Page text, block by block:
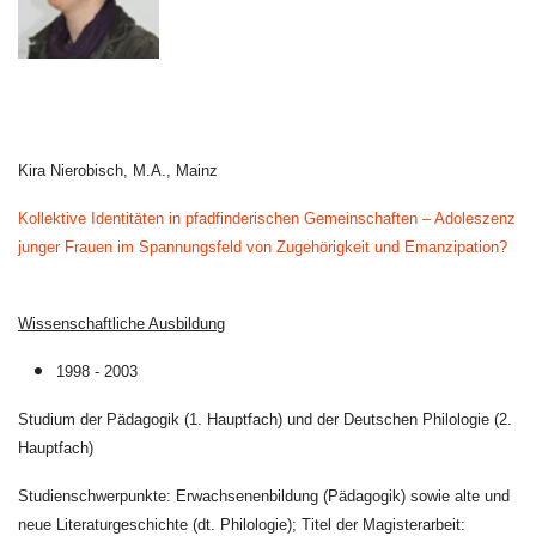
Kira Nierobisch, M.A., Mainz
Kollektive Identitäten in pfadfinderischen Gemeinschaften – Adoleszenz
junger Frauen im Spannungsfeld von Zugehörigkeit und Emanzipation?
Wissenschaftliche Ausbildung
1998 - 2003
Studium der Pädagogik (1. Hauptfach) und der Deutschen Philologie (2.
Hauptfach)
Studienschwerpunkte: Erwachsenenbildung (Pädagogik) sowie alte und
neue Literaturgeschichte (dt. Philologie); Titel der Magisterarbeit: